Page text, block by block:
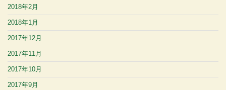
2018年2月
2018年1月
2017年12月
2017年11月
2017年10月
2017年9月